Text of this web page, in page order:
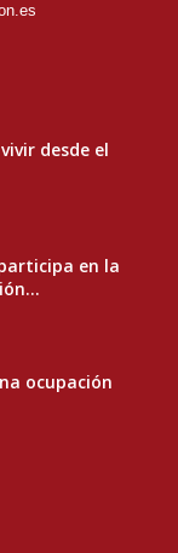
desde el
en la
ocupación